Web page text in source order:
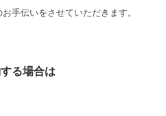
手伝いをさせていただきます。
る場合は